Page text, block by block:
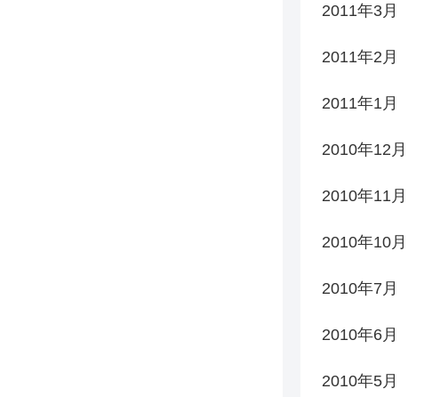
2011年3月
2011年2月
2011年1月
2010年12月
2010年11月
2010年10月
2010年7月
2010年6月
2010年5月